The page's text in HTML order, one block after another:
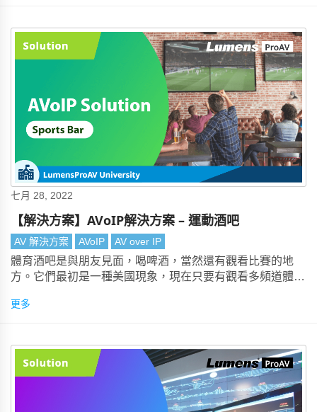
七月 28, 2022
【解決方案】AVoIP解決方案 – 運動酒吧
AV 解決方案 AVoIP AV over IP
體育酒吧是與朋友見面，喝啤酒，當然還有觀看比賽的地
方。它們最初是一種美國現象，現在只要有觀看多頻道體育
更多